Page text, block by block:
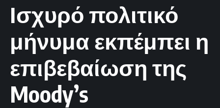
Ισχυρό πολιτικό
μήνυμα εκπέμπει η
επιβεβαίωση της
Moody’s